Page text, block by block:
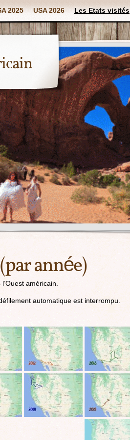
2025 USA 2026 Les Etats visités
année)
américain.
automatique est interrompu.